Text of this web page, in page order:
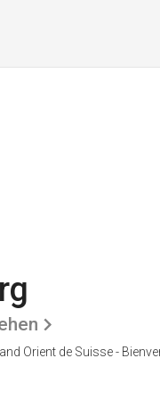
Orient de Suisse -